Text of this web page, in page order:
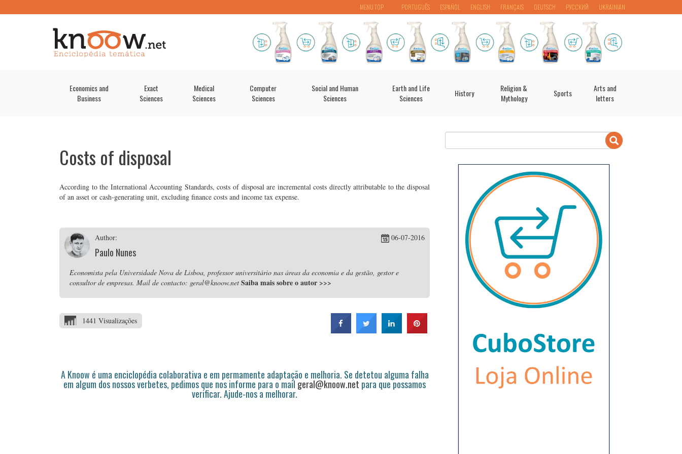
PORTUGUÊS ESPAÑOL ENGLISH FRANÇAIS DEUTSCH РУССКИЙ UKRAINIAN
MENU TOP
Economics and
Business
Exact
Sciences
Medical
Sciences
Computer
Sciences
Social and Human
Sciences
Earth and Life
Sciences
History
Religion &
Mythology
Sports
Arts and
letters
Costs of disposal
According to the International Accounting Standards,costs of disposalare incremental costs directly attributable to the disposal
of an asset or cash-generating unit, excluding finance costs and income tax expense.
Author:
Paulo Nunes
06-07-2016
Economista pela Universidade Nova de Lisboa, professor universitário nas áreas da economia e da gestão, gestor e
consultor de empresas. Mail de contacto: geral@knoow.net Saiba mais sobre o autor >>>
1441 Visualizações
A Knoow é uma enciclopédia colaborativa e em permamente adaptação e melhoria. Se detetou alguma falha
em algum dos nossos verbetes, pedimos que nos informe para o mail geral@knoow.net para que possamos
verificar. Ajude-nos a melhorar.